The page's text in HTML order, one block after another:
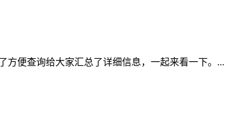
方便查询给大家汇总了详细信息，一起来看一下。...